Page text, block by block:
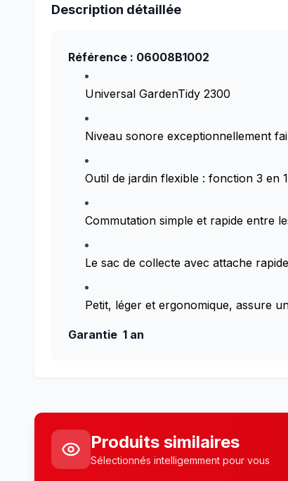
Description détaillée
Référence : 06008B1002
Universal GardenTidy 2300
Niveau sonore exceptionnellement
Outil de jardin flexible : fonction 3 en
Commutation simple et rapide entre
Le sac de collecte avec attache
Petit, léger et ergonomique, assure
Garantie 1 an
Produits similaires
Sélectionnés intelligemment pour vous